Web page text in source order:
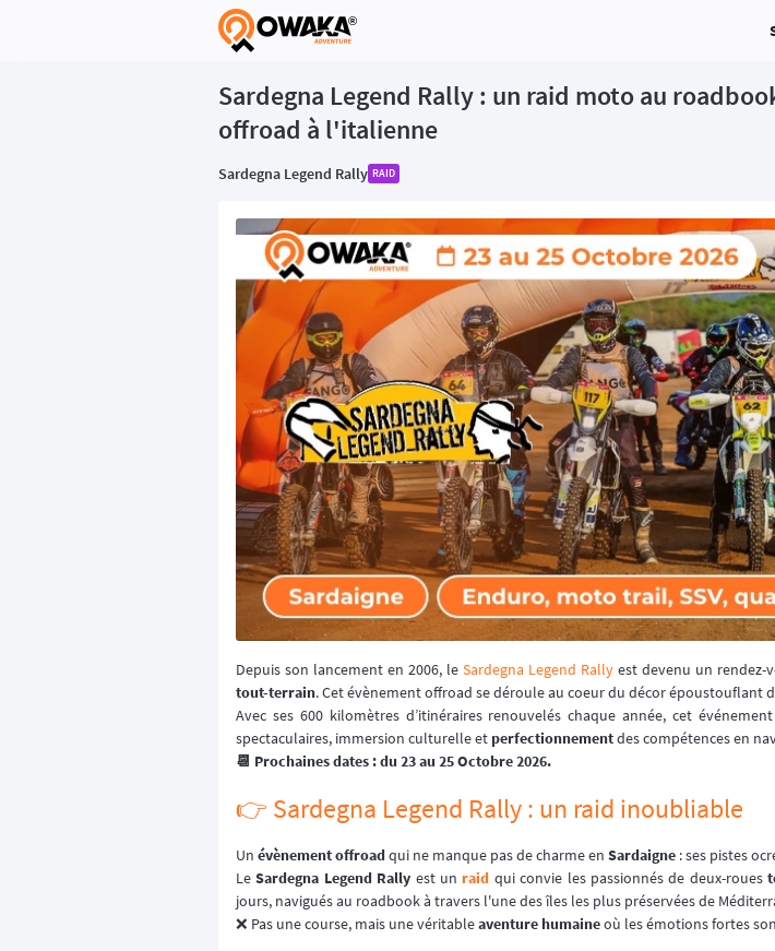
®
Sardegna Legend Rally : un raid moto au
offroad à l'italienne
Sardegna Legend Rally RAID
Depuis son lancement en 2006, le Sardegna Legend Rally est devenu un rendez-
tout-terrain. Cet évènement offroad se déroule au coeur du décor époustouflant
Avec ses 600 kilomètres d’itinéraires renouvelés chaque année, cet
spectaculaires, immersion culturelle et perfectionnementdes compétences en
📆 Prochaines dates : du 23 au 25 Octobre 2026.
👉️ Sardegna Legend Rally : un raid inoubliable
Un évènement offroad qui ne manque pas de charme en Sardaigne : ses pistes
LeSardegna Legend Rally est un raid qui convie les passionnés de deux-roues
jours, navigués au roadbook à travers l'une des îles les plus préservées de
❌ Pas une course, mais une véritableaventure humaineoù les émotions fortes